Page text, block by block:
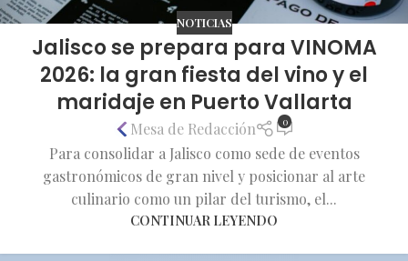
NOTICIAS
Jalisco se prepara para VINOMA
2026: la gran fiesta del vino y el
maridaje en Puerto Vallarta
Mesa de Redacción 0
Para consolidar a Jalisco como sede de eventos
gastronómicos de gran nivel y posicionar al arte
culinario como un pilar del turismo, el...
CONTINUAR LEYENDO